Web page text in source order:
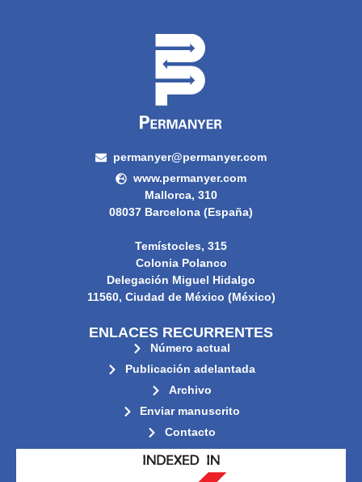
permanyer@permanyer.com
www.permanyer.com
Mallorca, 310
08037 Barcelona (España)
Temístocles, 315
Colonia Polanco
Delegación Miguel Hidalgo
11560, Ciudad de México (México)
ENLACES RECURRENTES
Número actual
Publicación adelantada
Archivo
Enviar manuscrito
Contacto